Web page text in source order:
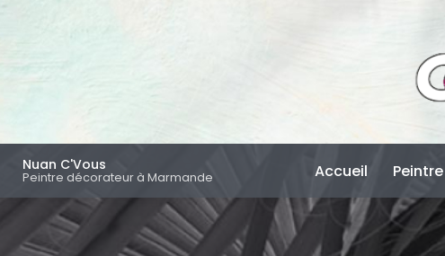
principal
Nuan C'Vous
Peintre décorateur à Marmande
Accueil